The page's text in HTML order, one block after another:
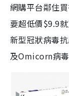
網購平台鄰住
要超低價$9.9
新型冠狀病毒
及Omicorn病